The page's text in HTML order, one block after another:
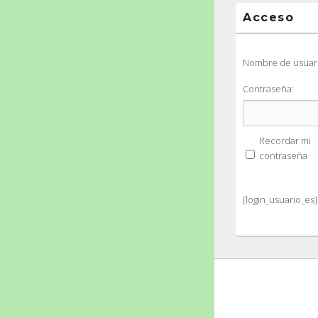
Acceso
Nombre de
Contraseña:
Recordar mi
contraseña
[login_usuario_es]